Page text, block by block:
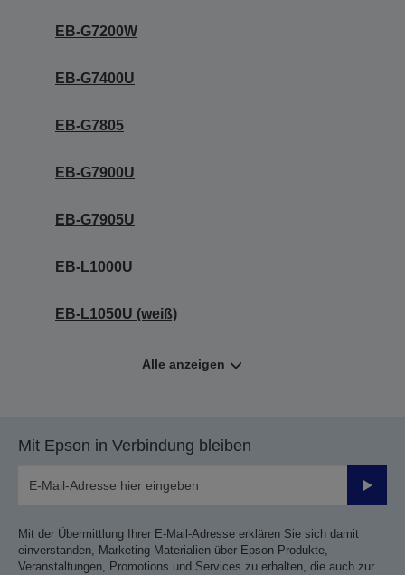
EB-G7200W
EB-G7400U
EB-G7805
EB-G7900U
EB-G7905U
EB-L1000U
EB-L1050U (weiß)
Alle anzeigen
Mit Epson in Verbindung bleiben
Mit der Übermittlung Ihrer E-Mail-Adresse erklären Sie sich damit
einverstanden, Marketing-Materialien über Epson Produkte,
Veranstaltungen, Promotions und Services zu erhalten, die auch zur